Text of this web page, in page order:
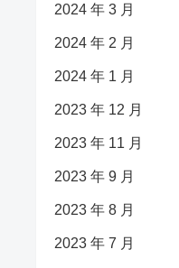
2024 年 3 月
2024 年 2 月
2024 年 1 月
2023 年 12 月
2023 年 11 月
2023 年 9 月
2023 年 8 月
2023 年 7 月